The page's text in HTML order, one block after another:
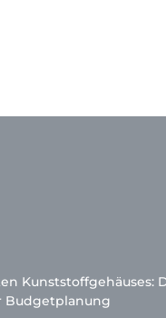
Kunststoffgehäuses:
Budgetplanung